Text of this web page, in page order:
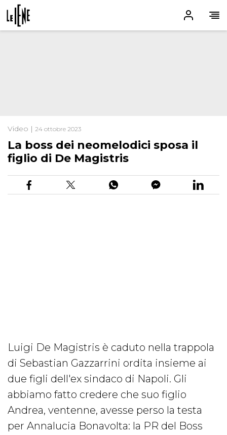
Video | 24 ottobre 2023
La boss dei neomelodici sposa il
figlio di De Magistris
Luigi De Magistris è caduto nella trappola
di Sebastian Gazzarrini ordita insieme ai
due figli dell'ex sindaco di Napoli. Gli
abbiamo fatto credere che suo figlio
Andrea, ventenne, avesse perso la testa
per Annalucia Bonavolta: la PR del Boss